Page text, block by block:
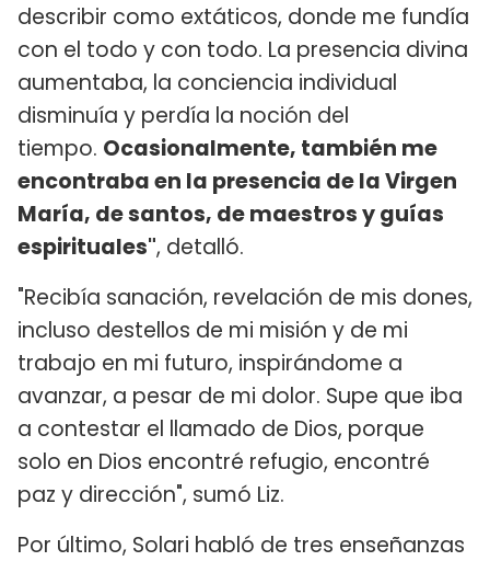
describir como extáticos, donde me fundía
con el todo y con todo. La presencia divina
aumentaba, la conciencia individual
disminuía y perdía la noción del
tiempo. Ocasionalmente, también me
encontraba en la presencia de la Virgen
María, de santos, de maestros y guías
espirituales", detalló.
"Recibía sanación, revelación de mis dones,
incluso destellos de mi misión y de mi
trabajo en mi futuro, inspirándome a
avanzar, a pesar de mi dolor. Supe que iba
a contestar el llamado de Dios, porque
solo en Dios encontré refugio, encontré
paz y dirección", sumó Liz.
Por último, Solari habló de tres enseñanzas